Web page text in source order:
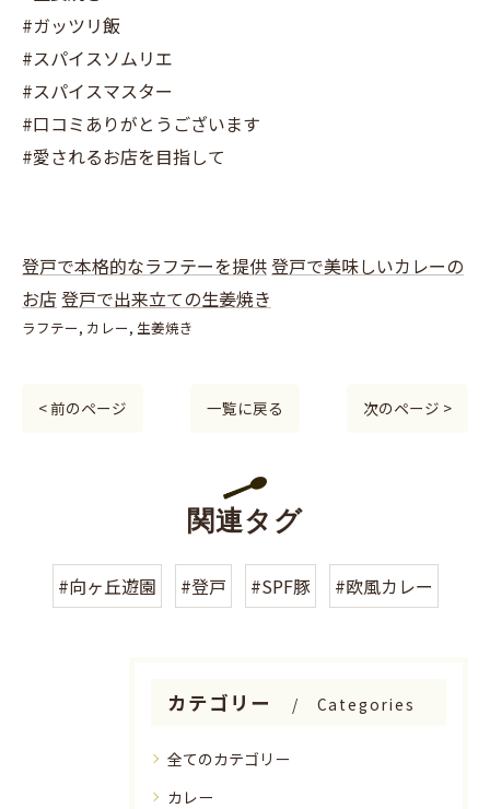
#ガッツリ飯
#スパイスソムリエ
#スパイスマスター
#口コミありがとうございます
#愛されるお店を目指して
登戸で本格的なラフテーを提供登戸で美味しいカレーの
お店登戸で出来立ての生姜焼き
ラフテー カレー 生姜焼き
< 前のページ 一覧に戻る 次のページ >
関連タグ
#向ヶ丘遊園 #登戸 #SPF豚 #欧風カレー
カテゴリー Categories
全てのカテゴリー
カレー